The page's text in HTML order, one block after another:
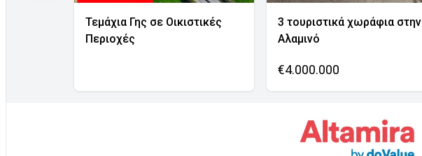
Τεμάχια Γης σε Οικιστικές
Περιοχές
3 τουριστικά χωράφια στην
Αλαμινό
€4.000.000